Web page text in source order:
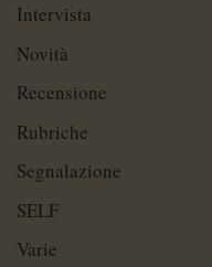
Intervista
Novità
Recensione
Rubriche
Segnalazione
SELF
Varie